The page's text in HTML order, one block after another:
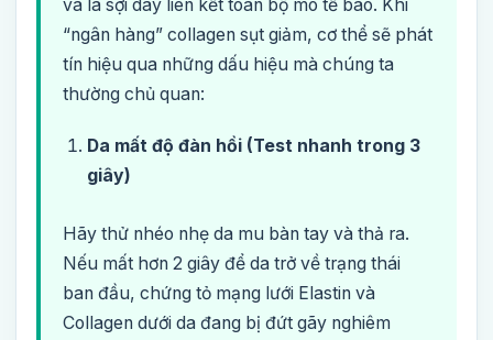
và là sợi dây liên kết toàn bộ mô tế bào. Khi
“ngân hàng” collagen sụt giảm, cơ thể sẽ phát
tín hiệu qua những dấu hiệu mà chúng ta
thường chủ quan:
Da mất độ đàn hồi (Test nhanh trong 3
giây)
Hãy thử nhéo nhẹ da mu bàn tay và thả ra.
Nếu mất hơn 2 giây để da trở về trạng thái
ban đầu, chứng tỏ mạng lưới Elastin và
Collagen dưới da đang bị đứt gãy nghiêm